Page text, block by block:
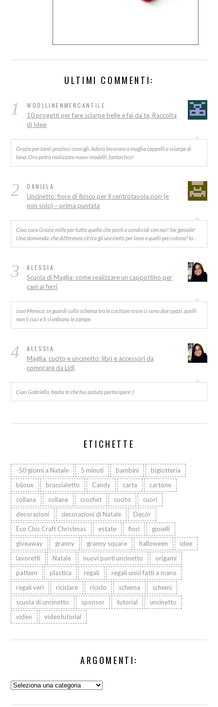
ULTIMI COMMENTI:
1 WOOLLINENMERCANTILE
10 progetti per fare sciarpe belle e fai da te, Raccolta
di Idee
Grazie per tanti preziosi consigli. Adoro lavorare a maglia cappelli e sciarpe di
lana. Ora potrò realizzare nuovi modelli, fantastico!
2 DANIELA
Uncinetto: fiore di ibisco per il centrotavola pop (e
non solo) – prima puntata
Ciao cara Grazie mille per tutto quello che posti e condividi con noi! Sei geniale!
Una domanda: che differenza c’è tra gli uncinetti per lana e quelli per cotone? Io…
3 ALESSIA
Scuola di Maglia: come realizzare un cappottino per
cani ai ferri
ciao Monica, se guardi sullo schema tra le cuciture rosse ci sono due spazi, quelli
non li cuci e lì si infilano le zampe.
4 ALESSIA
Maglia, cucito e uncinetto: libri e accessori da
comprare da Lidl
Ciao Gabriella, beata te che hai potuto partecipare :)
ETICHETTE
-50 giorni a Natale 5 minuti bambini
bigiotteria
bijoux
braccialetto Candy carta
cartone
collana
collane crochet cucito
cuori
decorazioni
decorazioni di Natale
Decòr
Eco Chic Craft Christmas
estate fiori
gioielli
giveaway
granny granny square halloween
idee
lavoretti
Natale nuovi punti uncinetto
origami
pattern
plastica regali
regali unici fatti a mano
regali veri
riciclare riciclo schema
schemi
scuola di uncinetto
sponsor tutorial
uncinetto
video
videotutorial
ARGOMENTI:
Argomenti: